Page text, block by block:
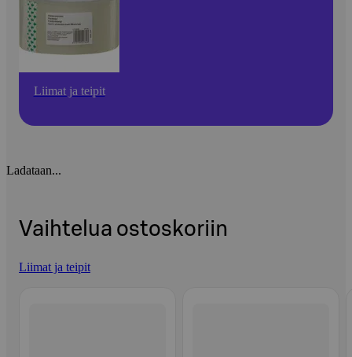
Liimat ja teipit
Ladataan...
Vaihtelua ostoskoriin
Liimat ja teipit